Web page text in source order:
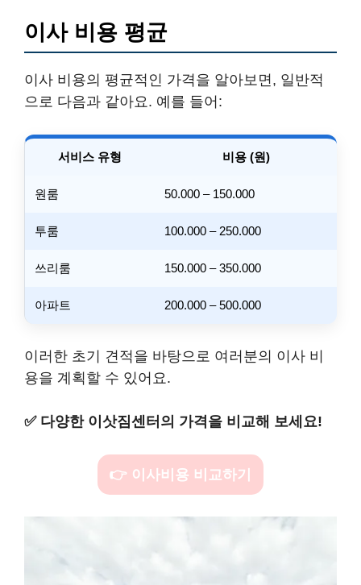
이사 비용 평균
이사 비용의 평균적인 가격을 알아보면, 일반적
으로 다음과 같아요. 예를 들어:
서비스 유형 비용 (원)
원룸 50.000 – 150.000
투룸 100.000 – 250.000
쓰리룸 150.000 – 350.000
아파트 200.000 – 500.000
이러한 초기 견적을 바탕으로 여러분의 이사 비
용을 계획할 수 있어요.
✅ 다양한 이삿짐센터의 가격을 비교해 보세요!
👉 이사비용 비교하기